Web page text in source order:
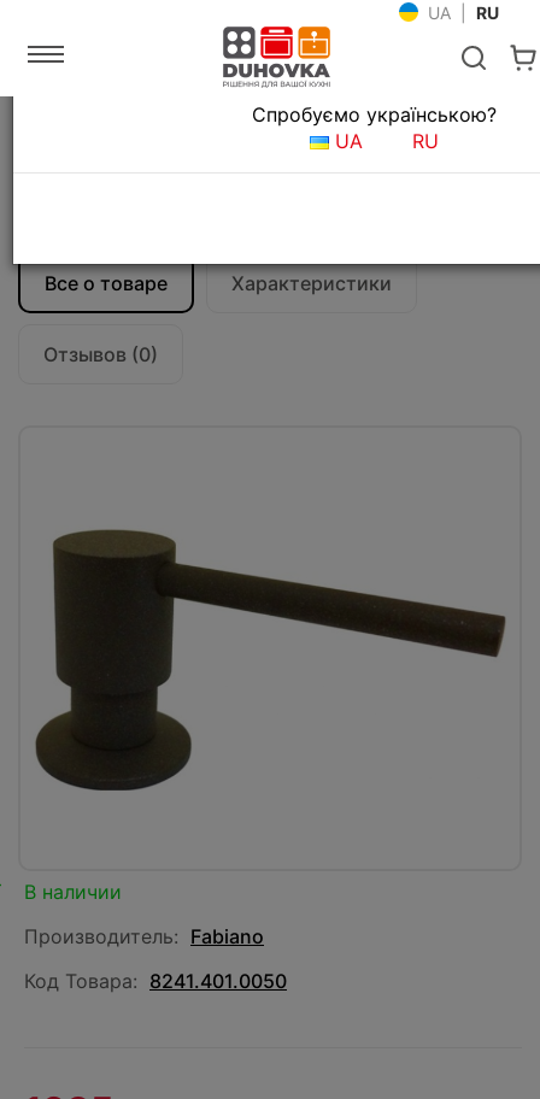
UA RU
Мойки и смесители
Дозатор для мыла Fabiano FAS-D 41
Все о товаре Характеристики
Отзывов (0)
Язык магазина
Спробуємо українською?
UA
RU
В наличии
Производитель: Fabiano
Код Товара: 8241.401.0050